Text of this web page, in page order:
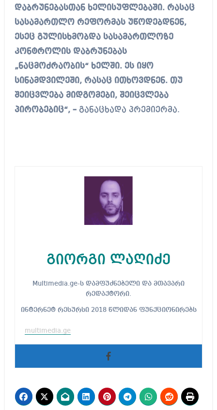
დაბრუნებასთან ხელისუფლებაში. რასაც
სასამართლო რეფორმას უწოდებდნენ,
ესეც გულისხმობდა სასამართლოზე
კონტროლის დაბრუნებას
„ნაცმოძრაობის“ ხელში. ეს იყო
სინამდვილეში, რასაც ითხოვდნენ. თუ
შეიცვლება მიდგომები, შეიცვლება
პირობებიც“, –განაცხადა პრემიერმა.
გიორგი ლაღიძე
Multimedia.ge-ს დამფუძნებელი და მთავარი
რედაქტორი.
ინტერნეტ რესურსი 2018 წლიდან ფუნქციონირებს
multimedia.ge